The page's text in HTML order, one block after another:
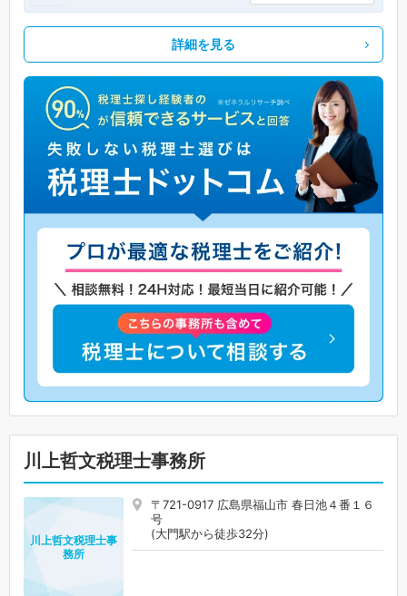
詳細を見る
川上哲文税理士事務所
〒721-0917 広島県福山市 春日池４番１６
号
(大門駅から徒歩32分)
川上哲文税理士事
務所